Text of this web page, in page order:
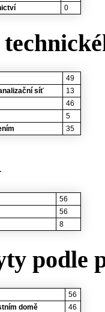
0
49
síť
13
46
5
35
56
56
8
podle
56
domě
46